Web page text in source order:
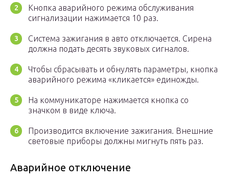
Кнопка аварийного режима обслуживания
сигнализации нажимается 10 раз.
Система зажигания в авто отключается. Сирена
должна подать десять звуковых сигналов.
Чтобы сбрасывать и обнулять параметры, кнопка
аварийного режима «кликается» единожды.
На коммуникаторе нажимается кнопка со
значком в виде ключа.
Производится включение зажигания. Внешние
световые приборы должны мигнуть пять раз.
Аварийное отключение